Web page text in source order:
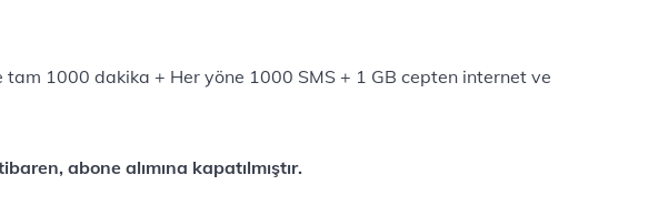
1000 dakika + Her yöne 1000 SMS + 1 GB cepten internet ve
abone alımına kapatılmıştır.